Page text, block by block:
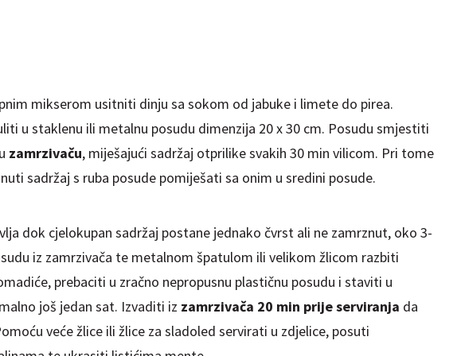
mikserom usitniti dinju sa sokom od jabuke i limete do pirea.
u staklenu ili metalnu posudu dimenzija 20 x 30 cm. Posudu smjestiti
zamrzivaču, miješajući sadržaj otprilike svakih 30 min vilicom. Pri tome
sadržaj s ruba posude pomiješati sa onim u sredini posude.
dok cjelokupan sadržaj postane jednako čvrst ali ne zamrznut, oko 3-
iz zamrzivača te metalnom špatulom ili velikom žlicom razbiti
prebaciti u zračno nepropusnu plastičnu posudu i staviti u
još jedan sat. Izvaditi iz zamrzivača 20 min prije serviranja da
veće žlice ili žlice za sladoled servirati u zdjelice, posuti